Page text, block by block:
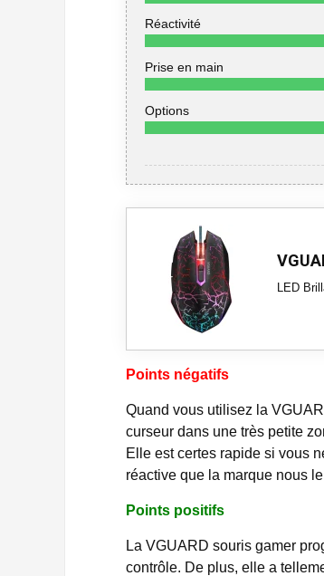
Réactivité
Prise en main
Options
LED
Points négatifs
Quand vous utilisez la
curseur dans une très petite
Elle est certes rapide si vous
réactive que la marque nous
Points positifs
La VGUARD souris gamer
contrôle. De plus, elle a